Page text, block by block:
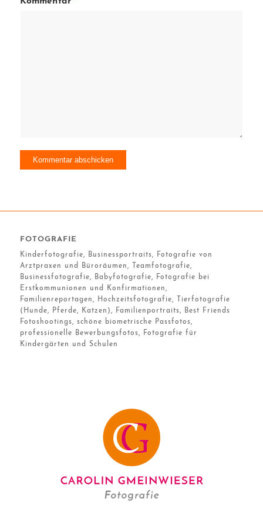
FOTOGRAFIE
Kinderfotografie, Businessportraits, Fotografie von
Arztpraxen und Büroräumen, Teamfotografie,
Businessfotografie, Babyfotografie, Fotografie bei
Erstkommunionen und Konfirmationen,
Familienreportagen, Hochzeitsfotografie, Tierfotografie
(Hunde, Pferde, Katzen), Familienportraits, Best Friends
Fotoshootings, schöne biometrische Passfotos,
professionelle Bewerbungsfotos, Fotografie für
Kindergärten und Schulen